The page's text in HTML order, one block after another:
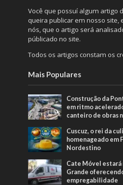
Você que possuí algum artigo
queira publicar em nosso site,
nós, que o artigo será
públicado no site.
Todos os artigos constam os
Mais Populares
Construção da
em ritmo
canteiro de obras
Cuscuz, o rei da
homenageado em
Nordestino
Cate Móvel estará
Grande
empregabilidade